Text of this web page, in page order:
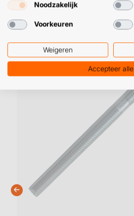
Noodzakelijk
Voorkeuren
Weigeren
Accepteer alle